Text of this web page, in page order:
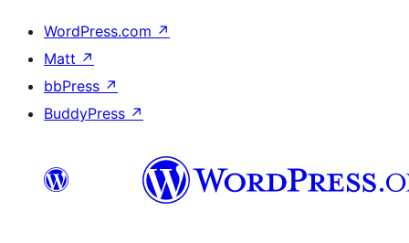
WordPress.com ↗
Matt ↗
bbPress ↗
BuddyPress ↗